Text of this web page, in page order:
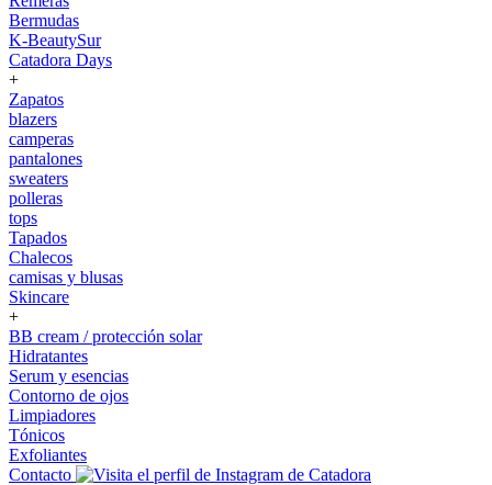
Bermudas
K-BeautySur
Catadora Days
+
Zapatos
blazers
camperas
pantalones
sweaters
polleras
tops
Tapados
Chalecos
camisas y blusas
Skincare
+
BB cream / protección solar
Hidratantes
Serum y esencias
Contorno de ojos
Limpiadores
Tónicos
Exfoliantes
Contacto